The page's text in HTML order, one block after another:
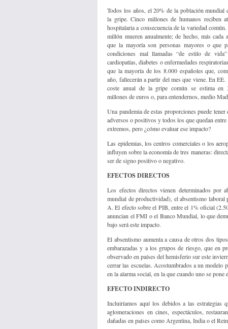
Todos los años, el 20% de la población mundial
la gripe. Cinco millones de humanos reciben
hospitalaria a consecuencia de la variedad
millón mueren anualmente; de hecho, más cada
que la mayoría son personas mayores o que
condiciones mal llamadas “de estilo de
cardiopatías, diabetes o enfermedades
que la mayoría de los 8.000 españoles que,
año, fallecerán a partir del mes que viene. En
coste anual de la gripe común se estima en
millones de euros o, para entendernos, medio
Una pandemia de estas proporciones puede tener
adversos o positivos y todos los que quedan entre
extremos, pero ¿cómo evaluar ese impacto?
Las epidemias, los centros comerciales o los
influyen sobre la economía de tres maneras:
ser de signo positivo o negativo.
EFECTOS DIRECTOS
Los efectos directos vienen determinados por
mundial de productividad), el absentismo laboral
A. El efecto sobre el PIB, entre el 1% oficial
anuncian el FMI o el Banco Mundial, lo que
bajo será este impacto.
El absentismo aumenta a causa de otros dos
embarazadas y a los grupos de riesgo, que en
observado en países del hemisferio sur este
cerrar las escuelas. Acostumbrados a un modelo
en la alarma social, en la que cuando uno se
EFECTO INDIRECTO
Incluiríamos aquí los debidos a las estrategias
aglomeraciones en cines, espectáculos,
dañadas en países como Argentina, India o el